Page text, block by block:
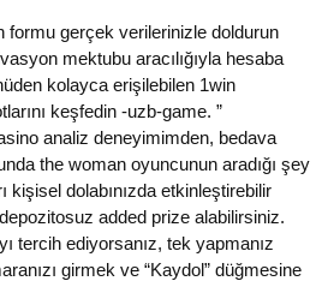
formu gerçek verilerinizle doldurun
mektubu aracılığıyla hesaba
kolayca erişilebilen 1win
keşfedin -uzb-game. ”
analiz deneyimimden, bedava
the woman oyuncunun aradığı şey
kişisel dolabınızda etkinleştirebilir
added prize alabilirsiniz.
tercih ediyorsanız, tek yapmanız
girmek ve “Kaydol” düğmesine